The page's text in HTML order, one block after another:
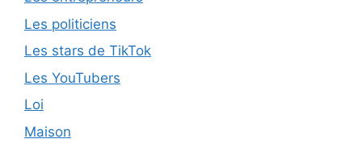
Les politiciens
Les stars de TikTok
Les YouTubers
Loi
Maison